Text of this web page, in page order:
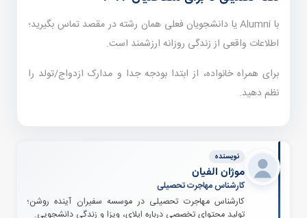
با Alumni یا دانشجویان فعلی همان رشته در مقصد تماس بگیرید؛
اطلاعات واقعی از زندگی روزانه ارزشمند است.
برای همراه خانواده، از ابتدا بودجه جدا و مدارک ازدواج/تولد را
نظم دهید.
نویسنده
موژان الفیان
کارشناس مهاجرت تحصیلی
کارشناس مهاجرت تحصیلی در موسسه سفیران آینده روشن؛
تولید محتوای تخصصی درباره اپلای، ویزا و زندگی دانشجویی.